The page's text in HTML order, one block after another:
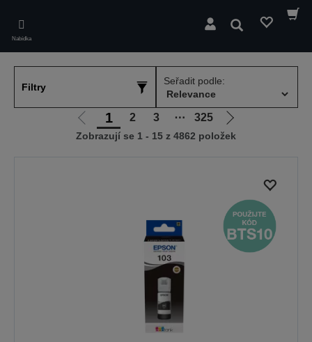
main
content
Nabídka
Hledat
Filtry
Seřadit podle:
Jít
na
1 2 3 ⋯ 325
Jít
na
Zobrazují se 1 - 15 z 4862 položek